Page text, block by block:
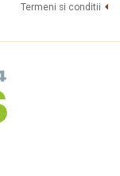
Termeni si conditii